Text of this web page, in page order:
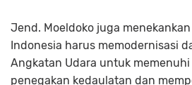
Jend. Moeldoko juga
Indonesia harus memodernisasi
Angkatan Udara untuk
penegakan kedaulatan dan